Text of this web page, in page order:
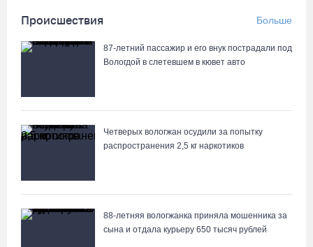
Происшествия Больше
87-летний пассажир и его внук пострадали под
Вологдой в слетевшем в кювет авто
Четверых вологжан осудили за попытку
распространения 2,5 кг наркотиков
88-летняя вологжанка приняла мошенника за
сына и отдала курьеру 650 тысяч рублей